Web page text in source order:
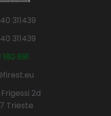
311439
311439
691
2d
Trieste